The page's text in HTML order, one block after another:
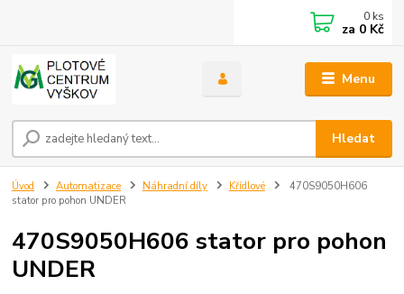
Menu
Hledat
0 ks
za 0 Kč
Úvod Automatizace Náhradní díly Křídlové
470S9050H606
stator pro pohon UNDER
470S9050H606 stator pro pohon
UNDER